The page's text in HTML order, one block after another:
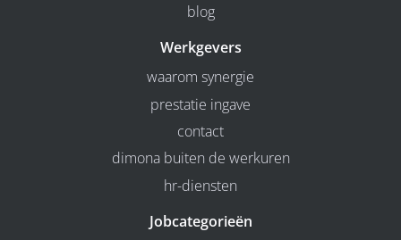
blog
Werkgevers
waarom synergie
prestatie ingave
contact
dimona buiten de werkuren
hr-diensten
Jobcategorieën